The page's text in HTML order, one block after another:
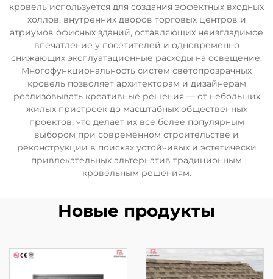
кровель используется для создания эффектных входных
холлов, внутренних дворов торговых центров и
атриумов офисных зданий, оставляющих неизгладимое
впечатление у посетителей и одновременно
снижающих эксплуатационные расходы на освещение.
Многофункциональность систем светопрозрачных
кровель позволяет архитекторам и дизайнерам
реализовывать креативные решения — от небольших
жилых пристроек до масштабных общественных
проектов, что делает их всё более популярным
выбором при современном строительстве и
реконструкции в поисках устойчивых и эстетически
привлекательных альтернатив традиционным
кровельным решениям.
Новые продукты